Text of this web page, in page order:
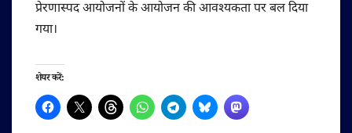
प्रेरणास्पद आयोजनों के आयोजन की आवश्यकता पर बल दिया
गया।
शेयर करें: